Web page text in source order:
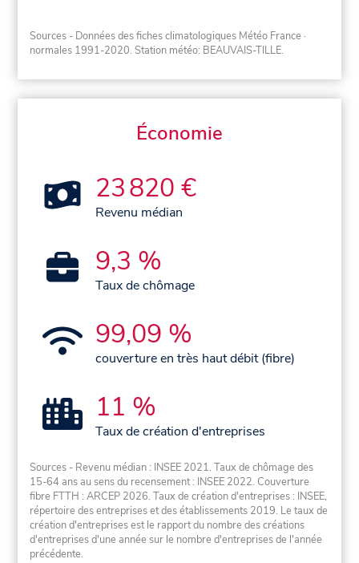
Sources - Données des fiches climatologiques Météo France ·
normales 1991-2020. Station météo: BEAUVAIS-TILLE.
Économie
23 820 €
Revenu médian
9,3 %
Taux de chômage
99,09 %
couverture en très haut débit (fibre)
11 %
Taux de création d'entreprises
Sources - Revenu médian : INSEE 2021. Taux de chômage des
15-64 ans au sens du recensement : INSEE 2022. Couverture
fibre FTTH : ARCEP 2026. Taux de création d'entreprises : INSEE,
répertoire des entreprises et des établissements 2019. Le taux de
création d'entreprises est le rapport du nombre des créations
d'entreprises d'une année sur le nombre d'entreprises de l'année
précédente.